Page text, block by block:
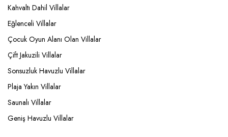
Kahvaltı Dahil Villalar
Eğlenceli Villalar
Çocuk Oyun Alanı Olan Villalar
Çift Jakuzili Villalar
Sonsuzluk Havuzlu Villalar
Plaja Yakın Villalar
Saunalı Villalar
Geniş Havuzlu Villalar